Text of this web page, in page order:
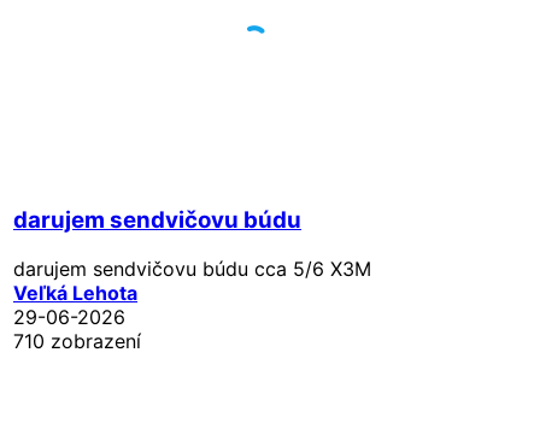
darujem sendvičovu búdu
darujem sendvičovu búdu cca 5/6 X3M
Veľká Lehota
29-06-2026
710 zobrazení